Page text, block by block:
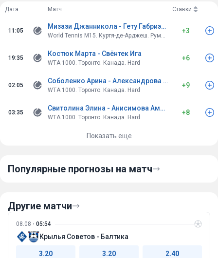
Дата Матч Ставки
11:05
Мизази Джанникола - Гету Габриэль
World Tennis M15. Куртя-де-Арджеш. Румыния. Clay
+3
19:35
Костюк Марта - Свёнтек Ига
WTA 1000. Торонто. Канада. Hard
+6
02:05
Соболенко Арина - Александрова Екатерина
WTA 1000. Торонто. Канада. Hard
+9
03:35
Свитолина Элина - Анисимова Аманда
WTA 1000. Торонто. Канада. Hard
+8
Показать еще
Популярные прогнозы на матч
Другие матчи
08.08 05:54
Крылья Советов - Балтика
3.20 3.20 2.40